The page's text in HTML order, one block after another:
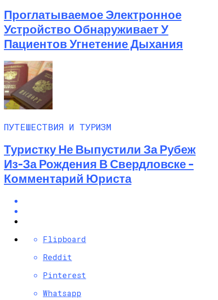
Проглатываемое Электронное
Устройство Обнаруживает У
Пациентов Угнетение Дыхания
ПУТЕШЕСТВИЯ И ТУРИЗМ
Туристку Не Выпустили За Рубеж
Из-За Рождения В Свердловске –
Комментарий Юриста
Flipboard
Reddit
Pinterest
Whatsapp